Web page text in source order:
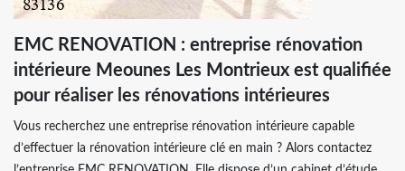
EMC RENOVATION : entreprise rénovation
intérieure Meounes Les Montrieux est qualifiée
pour réaliser les rénovations intérieures
Vous recherchez une entreprise rénovation intérieure capable
d’effectuer la rénovation intérieure clé en main ? Alors contactez